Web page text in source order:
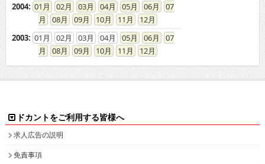
2004: 01 02 03 04 05 06
07
08
09 10 11
12
2003: 01 02 03 04 05 06
07
08
09 10 11 12
ドカントをご利用する皆様へ
求人広告の説明
免責事項